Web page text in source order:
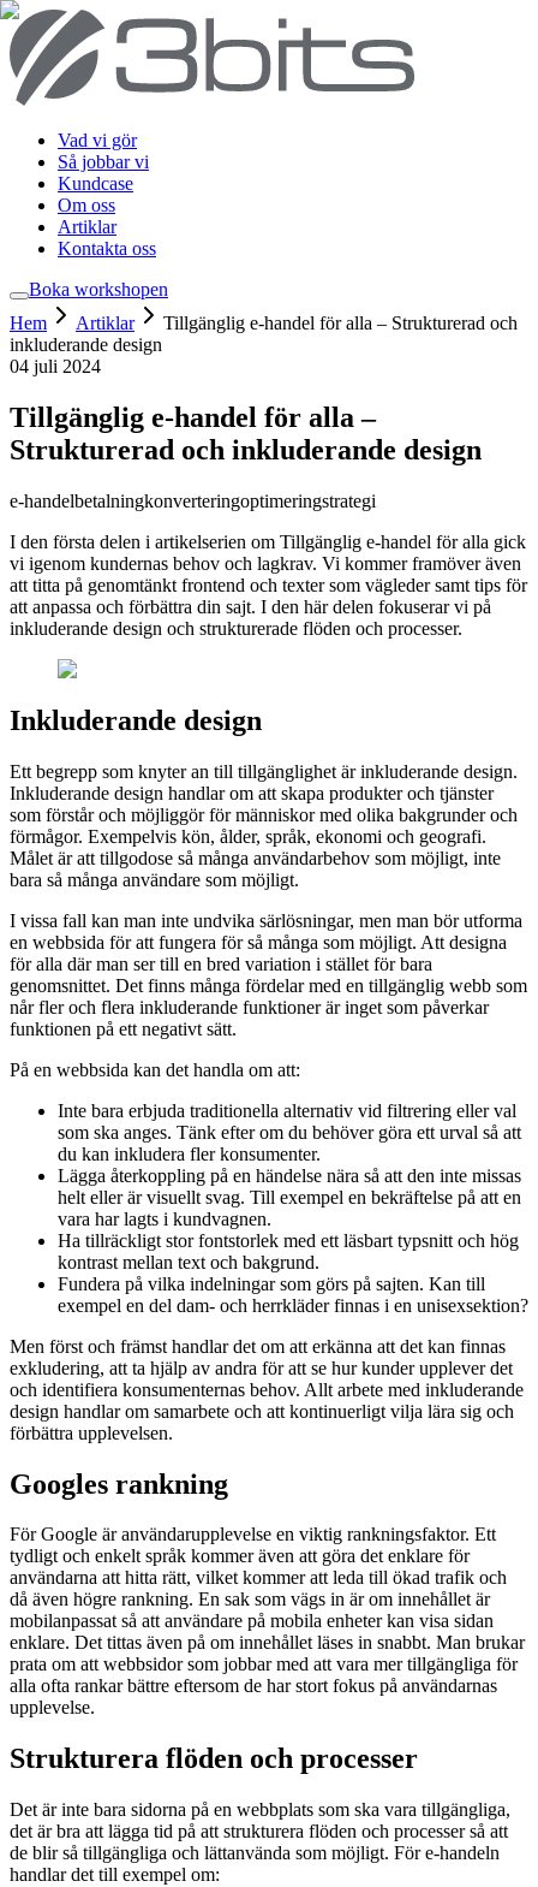
Vad vi gör
Så jobbar vi
Kundcase
Om oss
Artiklar
Kontakta oss
Boka workshopen
Hem
Artiklar
Tillgänglig e-handel för alla – Strukturerad och
inkluderande design
04 juli 2024
Tillgänglig e-handel för alla –
Strukturerad och inkluderande design
e-handelbetalningkonverteringoptimeringstrategi
I den första delen i artikelserien om Tillgänglig e-handel för alla gick
vi igenom kundernas behov och lagkrav. Vi kommer framöver även
att titta på genomtänkt frontend och texter som vägleder samt tips för
att anpassa och förbättra din sajt. I den här delen fokuserar vi på
inkluderande design och strukturerade flöden och processer.
Inkluderande design
Ett begrepp som knyter an till tillgänglighet är inkluderande design.
Inkluderande design handlar om att skapa produkter och tjänster
som förstår och möjliggör för människor med olika bakgrunder och
förmågor. Exempelvis kön, ålder, språk, ekonomi och geografi.
Målet är att tillgodose så många användarbehov som möjligt, inte
bara så många användare som möjligt.
I vissa fall kan man inte undvika särlösningar, men man bör utforma
en webbsida för att fungera för så många som möjligt. Att designa
för alla där man ser till en bred variation i stället för bara
genomsnittet. Det finns många fördelar med en tillgänglig webb som
når fler och flera inkluderande funktioner är inget som påverkar
funktionen på ett negativt sätt.
På en webbsida kan det handla om att:
Inte bara erbjuda traditionella alternativ vid filtrering eller val
som ska anges. Tänk efter om du behöver göra ett urval så att
du kan inkludera fler konsumenter.
Lägga återkoppling på en händelse nära så att den inte missas
helt eller är visuellt svag. Till exempel en bekräftelse på att en
vara har lagts i kundvagnen.
Ha tillräckligt stor fontstorlek med ett läsbart typsnitt och hög
kontrast mellan text och bakgrund.
Fundera på vilka indelningar som görs på sajten. Kan till
exempel en del dam- och herrkläder finnas i en unisexsektion?
Men först och främst handlar det om att erkänna att det kan finnas
exkludering, att ta hjälp av andra för att se hur kunder upplever det
och identifiera konsumenternas behov. Allt arbete med inkluderande
design handlar om samarbete och att kontinuerligt vilja lära sig och
förbättra upplevelsen.
Googles rankning
För Google är användarupplevelse en viktig rankningsfaktor. Ett
tydligt och enkelt språk kommer även att göra det enklare för
användarna att hitta rätt, vilket kommer att leda till ökad trafik och
då även högre rankning. En sak som vägs in är om innehållet är
mobilanpassat så att användare på mobila enheter kan visa sidan
enklare. Det tittas även på om innehållet läses in snabbt. Man brukar
prata om att webbsidor som jobbar med att vara mer tillgängliga för
alla ofta rankar bättre eftersom de har stort fokus på användarnas
upplevelse.
Strukturera flöden och processer
Det är inte bara sidorna på en webbplats som ska vara tillgängliga,
det är bra att lägga tid på att strukturera flöden och processer så att
de blir så tillgängliga och lättanvända som möjligt. För e-handeln
handlar det till exempel om: